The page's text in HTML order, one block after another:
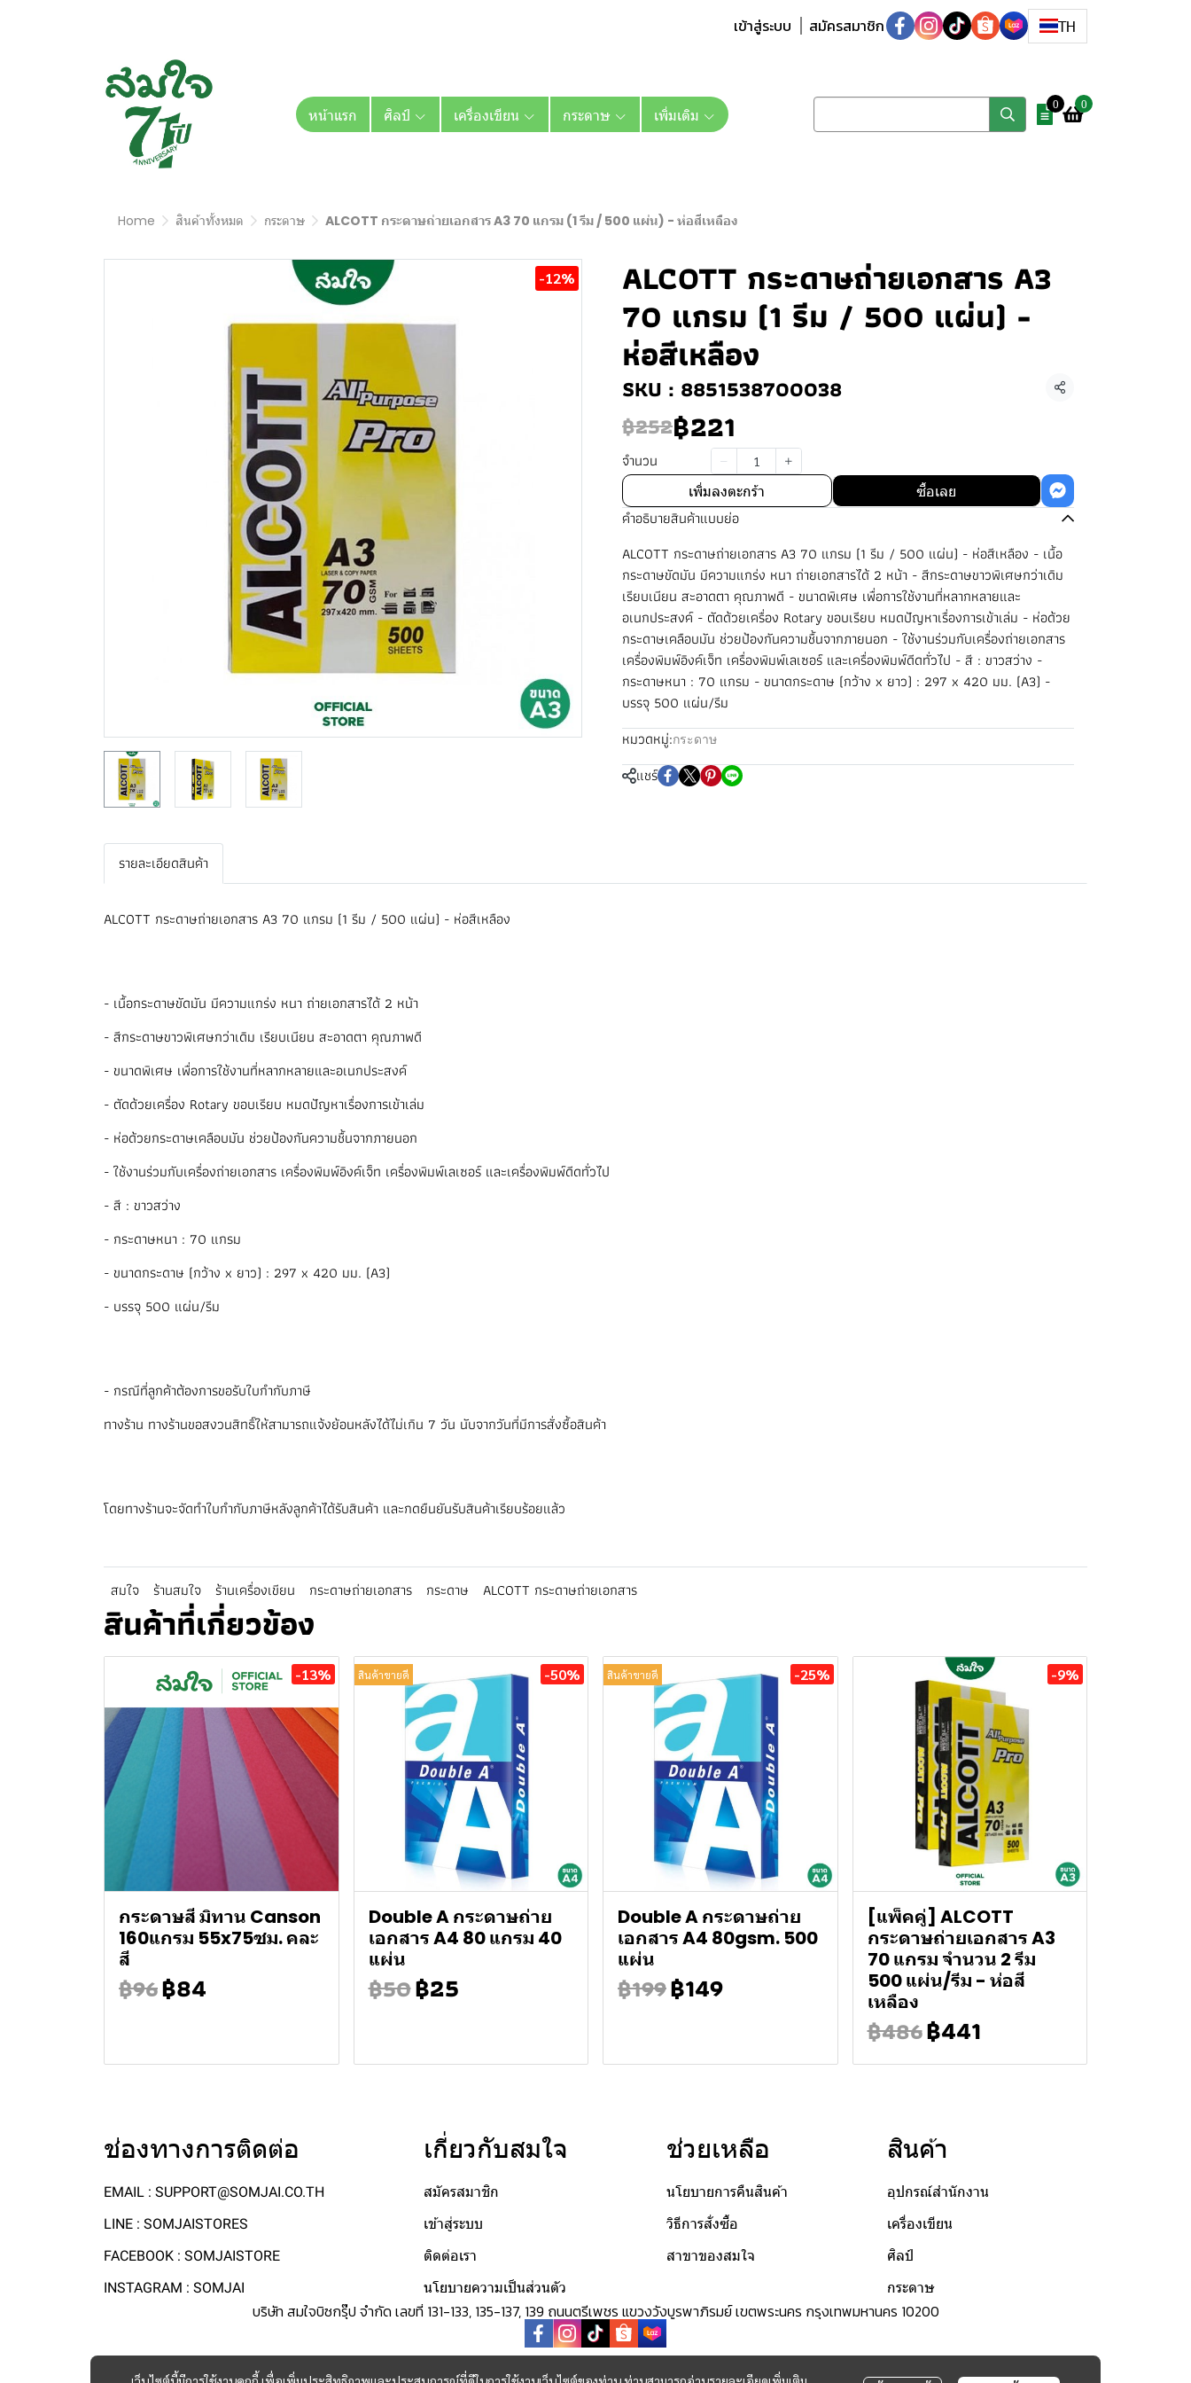
เข้าสู่ระบบ สมัครสมาชิก TH
หน้าแรก ศิลป์ เครื่องเขียน กระดาษ เพิ่มเติม 0 0
Home สินค้าทั้งหมด กระดาษ ALCOTT กระดาษถ่ายเอกสาร A3 70 แกรม (1 รีม / 500 แผ่น) - ห่อสีเหลือง
-12% ALCOTT กระดาษถ่ายเอกสาร A3
70 แกรม (1 รีม / 500 แผ่น) -
ห่อสีเหลือง
SKU : 8851538700038 แชร์
฿252฿221
จำนวน
เพิ่มลงตะกร้า ซื้อเลย
คำอธิบายสินค้าแบบย่อ
ALCOTT กระดาษถ่ายเอกสาร A3 70 แกรม (1 รีม / 500 แผ่น) - ห่อสีเหลือง - เนื้อ
กระดาษขัดมัน มีความแกร่ง หนา ถ่ายเอกสารได้ 2 หน้า - สีกระดาษขาวพิเศษกว่าเดิม
เรียบเนียน สะอาดตา คุณภาพดี - ขนาดพิเศษ เพื่อการใช้งานที่หลากหลายและ
อเนกประสงค์ - ตัดด้วยเครื่อง Rotary ขอบเรียบ หมดปัญหาเรื่องการเข้าเล่ม - ห่อด้วย
กระดาษเคลือบมัน ช่วยป้องกันความชื้นจากภายนอก - ใช้งานร่วมกับเครื่องถ่ายเอกสาร
เครื่องพิมพ์อิงค์เจ็ท เครื่องพิมพ์เลเซอร์ และเครื่องพิมพ์ดีดทั่วไป - สี : ขาวสว่าง -
กระดาษหนา : 70 แกรม - ขนาดกระดาษ (กว้าง x ยาว) : 297 x 420 มม. (A3) -
บรรจุ 500 แผ่น/รีม
หมวดหมู่:กระดาษ
แชร์
รายละเอียดสินค้า
ALCOTT กระดาษถ่ายเอกสาร A3 70 แกรม (1 รีม / 500 แผ่น) - ห่อสีเหลือง
- เนื้อกระดาษขัดมัน มีความแกร่ง หนา ถ่ายเอกสารได้ 2 หน้า
- สีกระดาษขาวพิเศษกว่าเดิม เรียบเนียน สะอาดตา คุณภาพดี
- ขนาดพิเศษ เพื่อการใช้งานที่หลากหลายและอเนกประสงค์
- ตัดด้วยเครื่อง Rotary ขอบเรียบ หมดปัญหาเรื่องการเข้าเล่ม
- ห่อด้วยกระดาษเคลือบมัน ช่วยป้องกันความชื้นจากภายนอก
- ใช้งานร่วมกับเครื่องถ่ายเอกสาร เครื่องพิมพ์อิงค์เจ็ท เครื่องพิมพ์เลเซอร์ และเครื่องพิมพ์ดีดทั่วไป
- สี : ขาวสว่าง
- กระดาษหนา : 70 แกรม
- ขนาดกระดาษ (กว้าง x ยาว) : 297 x 420 มม. (A3)
- บรรจุ 500 แผ่น/รีม
- กรณีที่ลูกค้าต้องการขอรับใบกำกับภาษี
ทางร้าน ทางร้านขอสงวนสิทธิ์ให้สามารถแจ้งย้อนหลังได้ไม่เกิน 7 วัน นับจากวันที่มีการสั่งซื้อสินค้า
โดยทางร้านจะจัดทำใบกำกับภาษีหลังลูกค้าได้รับสินค้า และกดยืนยันรับสินค้าเรียบร้อยแล้ว
สมใจ ร้านสมใจ ร้านเครื่องเขียน กระดาษถ่ายเอกสาร กระดาษ ALCOTT กระดาษถ่ายเอกสาร
สินค้าที่เกี่ยวข้อง
-13%
กระดาษสี มิทาน Canson
160แกรม 55x75ซม. คละ
สี
฿96฿84
สินค้าขายดี -50%
Double A กระดาษถ่าย
เอกสาร A4 80 แกรม 40
แผ่น
฿50฿25
สินค้าขายดี -25%
Double A กระดาษถ่าย
เอกสาร A4 80gsm. 500
แผ่น
฿199฿149
-9%
[แพ็คคู่] ALCOTT
กระดาษถ่ายเอกสาร A3
70 แกรม จำนวน 2 รีม
500 แผ่น/รีม - ห่อสี
เหลือง
฿486฿441
ช่องทางการติดต่อ
EMAIL : SUPPORT@SOMJAI.CO.TH
LINE : SOMJAISTORES
FACEBOOK : SOMJAISTORE
INSTAGRAM : SOMJAI
เกี่ยวกับสมใจ
สมัครสมาชิก
เข้าสู่ระบบ
ติดต่อเรา
นโยบายความเป็นส่วนตัว
ช่วยเหลือ
นโยบายการคืนสินค้า
วิธีการสั่งซื้อ
สาขาของสมใจ
สินค้า
อุปกรณ์สำนักงาน
เครื่องเขียน
ศิลป์
กระดาษ
บริษัท สมใจบิซกรุ๊ป จำกัด เลขที่ 131-133, 135-137, 139 ถนนตรีเพชร แขวงวังบูรพาภิรมย์ เขตพระนคร กรุงเทพมหานคร 10200